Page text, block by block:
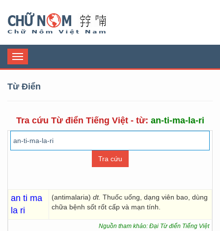
Toggle
navigation
Từ Điển
Tra cứu Từ điển Tiếng Việt - từ: an-ti-ma-la-ri
an ti ma
la ri
(antimalaria) dt. Thuốc uống, dạng viên bao, dùng
chữa bệnh sốt rốt cấp và mạn tính.
Nguồn tham khảo: Đại Từ điển Tiếng Việt